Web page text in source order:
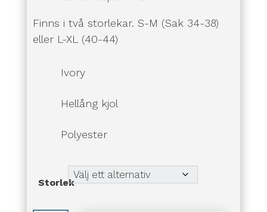
Finns i två storlekar. S-M (Sak 34-38)
eller L-XL (40-44)
Ivory
Hellång kjol
Polyester
Storlek